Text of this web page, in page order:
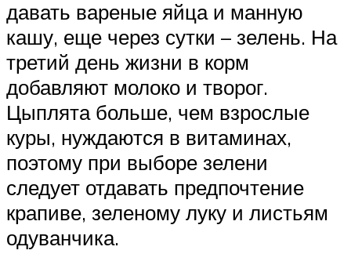
давать вареные яйца и манную
кашу, еще через сутки – зелень. На
третий день жизни в корм
добавляют молоко и творог.
Цыплята больше, чем взрослые
куры, нуждаются в витаминах,
поэтому при выборе зелени
следует отдавать предпочтение
крапиве, зеленому луку и листьям
одуванчика.